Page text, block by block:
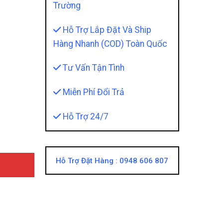
Taiwan Nguyên Cụm - Lắp Đặt Cắm Giắc 100%,
Trường
Hỗ Trợ Lắp Đặt Và Ship
Hàng Nhanh (COD) Toàn Quốc
Tư Vấn Tận Tình
Miễn Phí Đổi Trả
Hỗ Trợ 24/7
Hỗ Trợ Đặt Hàng : 0948 606 807